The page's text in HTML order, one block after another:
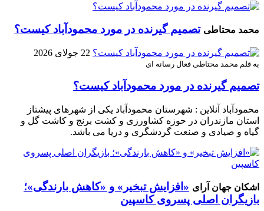
محمد محتاطی تصمیم گیرنده در مورد محمودآباد کیست؟
22 جولای 2026
به قلم محمد محتاطی فعال رسانه ای
تصمیم گیرنده در مورد محمودآباد کیست؟
محمودآباد آنلاین : شهرستان محمودآباد یکی از شهرهای پیشتاز
استان مازندران در حوزه کشاورزی و کشت برنج و کاشت گل و
گیاه و صیادی و صنعت گردشگری و دریا می باشد.
اشکان جهان آرای «افزایش تبخیر» و «کاهش بارندگی»؛
بازیگران اصلی پسروی کاسپین